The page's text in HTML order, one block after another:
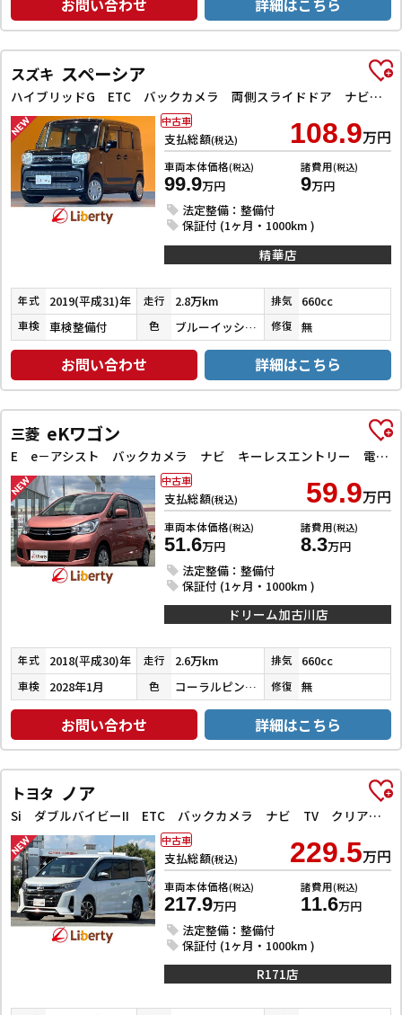
お問い合わせ 詳細はこちら
スズキ スペーシア
ハイブリッドG ETC バックカメラ 両側スライドドア ナビ TV クリアランスソナー レーンアシスト 衝突被害軽減システム オートライト スマートキー アイドリングストップ 電動格納ミラー ベンチシート CVT
支払総額(税込) 108.9万円
車両本体価格(税込)
99.9万円
諸費用(税込)
9万円
法定整備：整備付
保証付 (1ヶ月・1000km )
中古車
精華店
年式 2019(平成31)年 走行 2.8万km 排気 660cc
車検 車検整備付 色 ブルーイッシュブラックパール３ 修復 無
お問い合わせ 詳細はこちら
三菱 eKワゴン
E e－アシスト バックカメラ ナビ キーレスエントリー 電動格納ミラー シートヒーター ベンチシート CVT ABS ESC 衝突安全ボディ エアコン パワーステアリング パワーウィンドウ
支払総額(税込) 59.9万円
車両本体価格(税込)
51.6万円
諸費用(税込)
8.3万円
法定整備：整備付
保証付 (1ヶ月・1000km )
中古車
ドリーム加古川店
年式 2018(平成30)年 走行 2.6万km 排気 660cc
車検 2028年1月 色 コーラルピンクマイカ 修復 無
お問い合わせ 詳細はこちら
トヨタ ノア
Si ダブルバイビーII ETC バックカメラ ナビ TV クリアランスソナー オートクルーズコントロール レーンアシスト 衝突被害軽減システム 両側電動スライドドア オートマチックハイビーム オートライト
支払総額(税込) 229.5万円
車両本体価格(税込)
217.9万円
諸費用(税込)
11.6万円
法定整備：整備付
保証付 (1ヶ月・1000km )
中古車
R171店